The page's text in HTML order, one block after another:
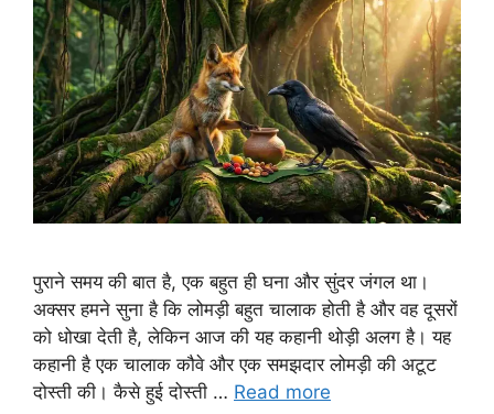
पुराने समय की बात है, एक बहुत ही घना और सुंदर जंगल था।
अक्सर हमने सुना है कि लोमड़ी बहुत चालाक होती है और वह दूसरों
को धोखा देती है, लेकिन आज की यह कहानी थोड़ी अलग है। यह
कहानी है एक चालाक कौवे और एक समझदार लोमड़ी की अटूट
दोस्ती की। कैसे हुई दोस्ती … Read more